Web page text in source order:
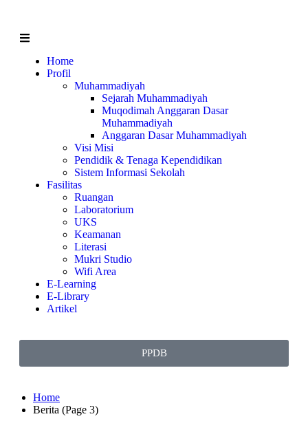
Home
Profil
Muhammadiyah
Sejarah Muhammadiyah
Muqodimah Anggaran Dasar
Muhammadiyah
Anggaran Dasar Muhammadiyah
Visi Misi
Pendidik & Tenaga Kependidikan
Sistem Informasi Sekolah
Fasilitas
Ruangan
Laboratorium
UKS
Keamanan
Literasi
Mukri Studio
Wifi Area
E-Learning
E-Library
Artikel
PPDB
Home
Berita (Page 3)